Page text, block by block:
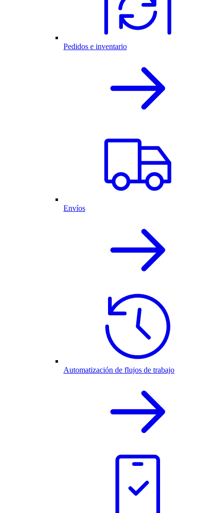
Pedidos e inventario
Envíos
Automatización de flujos de trabajo